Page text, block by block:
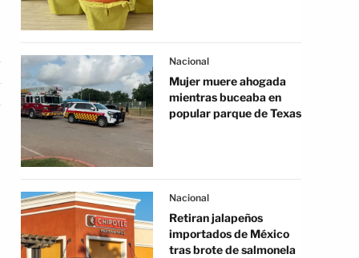
Nacional
Mujer muere ahogada
mientras buceaba en
popular parque de Texas
Nacional
Retiran jalapeños
importados de México
tras brote de salmonela